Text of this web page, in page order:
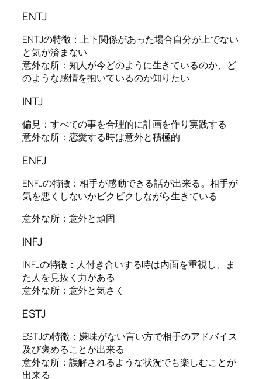
ENTJ
ENTJの特徴：上下関係があった場合自分が上でない
と気が済まない
意外な所：知人が今どのように生きているのか、ど
のような感情を抱いているのか知りたい
INTJ
偏見：すべての事を合理的に計画を作り実践する
意外な所：恋愛する時は意外と積極的
ENFJ
ENFJの特徴：相手が感動できる話が出来る。相手が
気を悪くしないかビクビクしながら生きている
意外な所：意外と頑固
INFJ
INFJの特徴：人付き合いする時は内面を重視し、ま
た人を見抜く力がある
意外な所：意外と気さく
ESTJ
ESTJの特徴：嫌味がない言い方で相手のアドバイス
及び褒めることが出来る
意外な所：誤解されるような状況でも楽しむことが
出来る